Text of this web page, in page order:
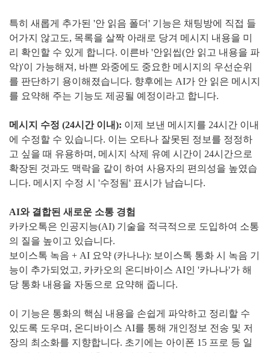
특히 새롭게 추가된 '안 읽음 폴더' 기능은 채팅방에 직접 들
어가지 않고도, 목록을 살짝 아래로 당겨 메시지 내용을 미
리 확인할 수 있게 합니다. 이른바 '안읽씹(안 읽고 내용을 파
악)'이 가능해져, 바쁜 와중에도 중요한 메시지의 우선순위
를 판단하기 용이해졌습니다. 향후에는 AI가 안 읽은 메시지
를 요약해 주는 기능도 제공될 예정이라고 합니다.
메시지 수정 (24시간 이내): 이제 보낸 메시지를 24시간 이내
에 수정할 수 있습니다. 이는 오타나 잘못된 정보를 정정하
고 싶을 때 유용하며, 메시지 삭제 유예 시간이 24시간으로
확장된 것과도 맥락을 같이 하여 사용자의 편의성을 높였습
니다. 메시지 수정 시 '수정됨' 표시가 남습니다.
AI와 결합된 새로운 소통 경험
카카오톡은 인공지능(AI) 기술을 적극적으로 도입하여 소통
의 질을 높이고 있습니다.
보이스톡 녹음 + AI 요약 (카나나): 보이스톡 통화 시 녹음 기
능이 추가되었고, 카카오의 온디바이스 AI인 '카나나'가 해
당 통화 내용을 자동으로 요약해 줍니다.
이 기능은 통화의 핵심 내용을 손쉽게 파악하고 정리할 수
있도록 도우며, 온디바이스 AI를 통해 개인정보 전송 및 저
장의 최소화를 지향합니다. 초기에는 아이폰 15 프로 등 일